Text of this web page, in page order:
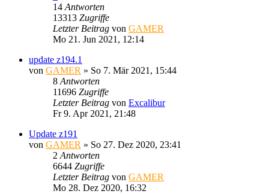
14 Antworten
13313 Zugriffe
Letzter Beitrag von GAMER
Mo 21. Jun 2021, 12:14
update z194.1
von GAMER » So 7. Mär 2021, 15:44
8 Antworten
11696 Zugriffe
Letzter Beitrag von Excalibur
Fr 9. Apr 2021, 21:48
Update z191
von GAMER » So 27. Dez 2020, 23:41
2 Antworten
6644 Zugriffe
Letzter Beitrag von GAMER
Mo 28. Dez 2020, 16:32